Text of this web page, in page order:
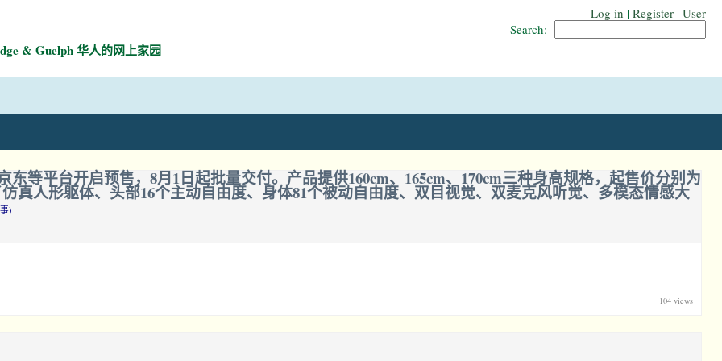
& Guelph 华人的网上家园
Log in | Register | User
Search:
等平台开启预售，8月1日起批量交付。产品提供160cm、165cm、170cm三种身高规格，起售价分别为
仿真人形躯体、头部16个主动自由度、身体81个被动自由度、双目视觉、双麦克风听觉、多模态情感大
)
104 views